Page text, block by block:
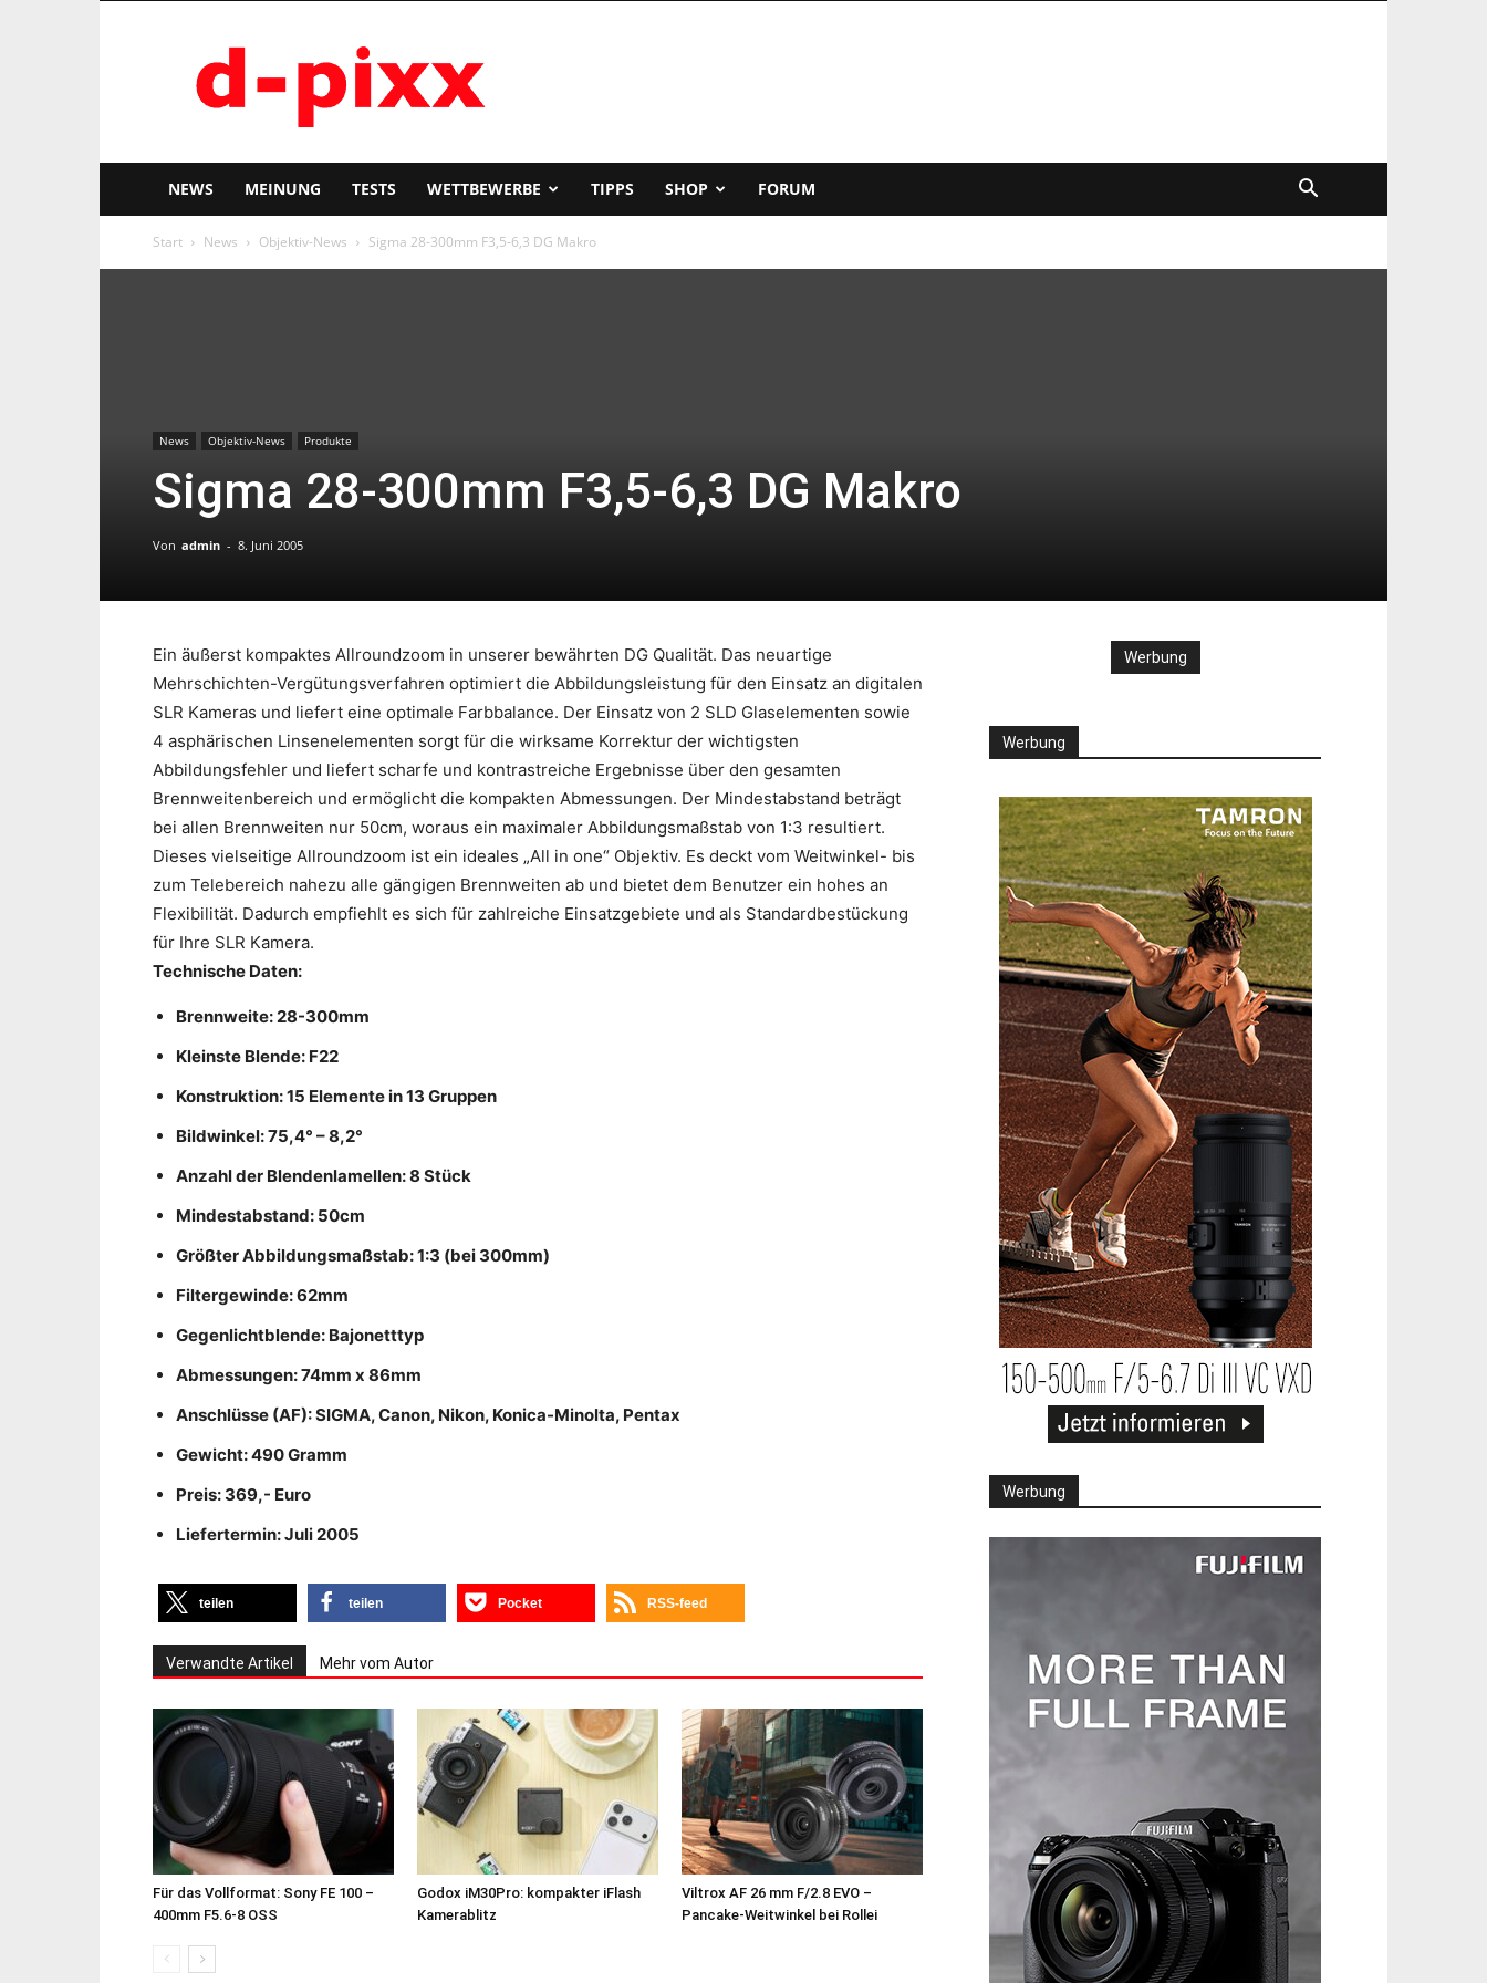
pixx
NEWS MEINUNG TESTS WETTBEWERBE TIPPS SHOP FORUM
Start News Objektiv-News Sigma 28-300mm F3,5-6,3 DG Makro
News Objektiv-News Produkte
Sigma 28-300mm F3,5-6,3 DG Makro
Von admin - 8. Juni 2005
Ein äußerst kompaktes Allroundzoom in unserer bewährten DG Qualität. Das neuartige
Mehrschichten-Vergütungsverfahren optimiert die Abbildungsleistung für den Einsatz an digitalen
SLR Kameras und liefert eine optimale Farbbalance. Der Einsatz von 2 SLD Glaselementen sowie
4 asphärischen Linsenelementen sorgt für die wirksame Korrektur der wichtigsten
Abbildungsfehler und liefert scharfe und kontrastreiche Ergebnisse über den gesamten
Brennweitenbereich und ermöglicht die kompakten Abmessungen. Der Mindestabstand beträgt
bei allen Brennweiten nur 50cm, woraus ein maximaler Abbildungsmaßstab von 1:3 resultiert.
Dieses vielseitige Allroundzoom ist ein ideales „All in one“ Objektiv. Es deckt vom Weitwinkel- bis
zum Telebereich nahezu alle gängigen Brennweiten ab und bietet dem Benutzer ein hohes an
Flexibilität. Dadurch empfiehlt es sich für zahlreiche Einsatzgebiete und als Standardbestückung
für Ihre SLR Kamera.
Technische Daten:
Brennweite: 28-300mm
Kleinste Blende: F22
Konstruktion: 15 Elemente in 13 Gruppen
Bildwinkel: 75,4° – 8,2°
Anzahl der Blendenlamellen: 8 Stück
Mindestabstand: 50cm
Größter Abbildungsmaßstab: 1:3 (bei 300mm)
Filtergewinde: 62mm
Gegenlichtblende: Bajonetttyp
Abmessungen: 74mm x 86mm
Anschlüsse (AF): SIGMA, Canon, Nikon, Konica-Minolta, Pentax
Gewicht: 490 Gramm
Preis: 369,- Euro
Liefertermin: Juli 2005
teilen teilen Pocket RSS-feed
Verwandte Artikel Mehr vom Autor
Für das Vollformat: Sony FE 100 –
400mm F5.6-8 OSS
Godox iM30Pro: kompakter iFlash
Kamerablitz
Viltrox AF 26 mm F/2.8 EVO –
Pancake-Weitwinkel bei Rollei
Werbung
Werbung
Werbung